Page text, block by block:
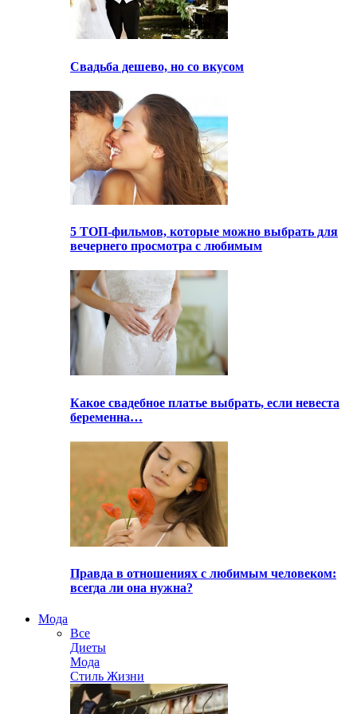
Свадьба дешево, но со вкусом
5 ТОП-фильмов, которые можно выбрать для
вечернего просмотра с любимым
Какое свадебное платье выбрать, если невеста
беременна…
Правда в отношениях с любимым человеком:
всегда ли она нужна?
Мода
Все
Диеты
Мода
Стиль Жизни